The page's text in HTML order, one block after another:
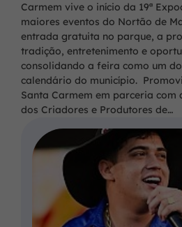
Carmem vive o início da 19ª
maiores eventos do Nortão de
entrada gratuita no parque, a
tradição, entretenimento e
consolidando a feira como um
calendário do município.
Santa Carmem em parceria com
dos Criadores e Produtores de…